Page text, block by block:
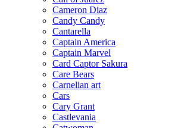
Cameron Diaz
Candy Candy
Cantarella
Captain America
Captain Marvel
Card Captor Sakura
Care Bears
Carnelian art
Cars
Cary Grant
Castlevania